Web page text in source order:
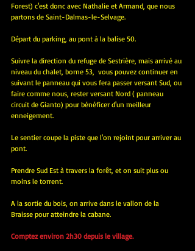
Forest) c'est donc avec Nathalie et Armand, que nous
partons de Saint-Dalmas-le-Selvage.
Départ du parking, au pont à la balise 50.
Suivre la direction du refuge de Sestrière, mais arrivé au
niveau du chalet, borne 53,  vous pouvez continuer en
suivant le panneau qui vous fera passer versant Sud, ou
faire comme nous, rester versant Nord ( panneau
circuit de Gianto) pour bénéficer d'un meilleur
enneigement.
Le sentier coupe la piste que l'on rejoint pour arriver au
pont.
Prendre Sud Est à travers la forêt, et on suit plus ou
moins le torrent.
A la sortie du bois, on arrive dans le vallon de la
Braisse pour atteindre la cabane.
Comptez environ 2h30 depuis le village.